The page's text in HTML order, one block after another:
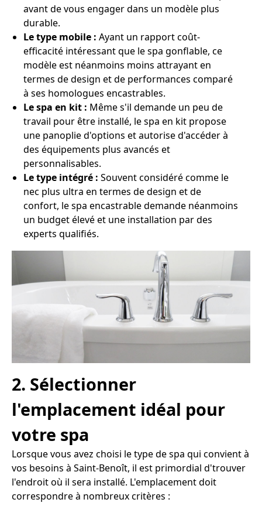
avant de vous engager dans un modèle plus
durable.
Le type mobile : Ayant un rapport coût-
efficacité intéressant que le spa gonflable, ce
modèle est néanmoins moins attrayant en
termes de design et de performances comparé
à ses homologues encastrables.
Le spa en kit : Même s'il demande un peu de
travail pour être installé, le spa en kit propose
une panoplie d'options et autorise d'accéder à
des équipements plus avancés et
personnalisables.
Le type intégré : Souvent considéré comme le
nec plus ultra en termes de design et de
confort, le spa encastrable demande néanmoins
un budget élevé et une installation par des
experts qualifiés.
2. Sélectionner
l'emplacement idéal pour
votre spa
Lorsque vous avez choisi le type de spa qui convient à
vos besoins à Saint-Benoît, il est primordial d'trouver
l'endroit où il sera installé. L'emplacement doit
correspondre à nombreux critères :